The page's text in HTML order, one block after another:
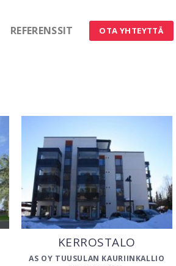
REFERENSSIT OTA YHTEYTTÄ
KERROSTALO
AS OY TUUSULAN KAURIINKALLIO